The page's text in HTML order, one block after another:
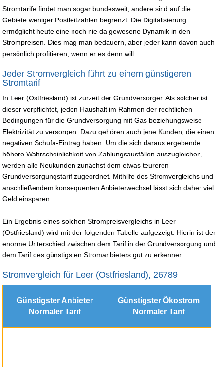
Stromtarife findet man sogar bundesweit, andere sind auf die
Gebiete weniger Postleitzahlen begrenzt. Die Digitalisierung
ermöglicht heute eine noch nie da gewesene Dynamik in den
Strompreisen. Dies mag man bedauern, aber jeder kann davon auch
persönlich profitieren, wenn er es denn will.
Jeder Stromvergleich führt zu einem günstigeren
Stromtarif
In Leer (Ostfriesland) ist zurzeit der Grundversorger. Als solcher ist
dieser verpflichtet, jeden Haushalt im Rahmen der rechtlichen
Bedingungen für die Grundversorgung mit Gas beziehungsweise
Elektrizität zu versorgen. Dazu gehören auch jene Kunden, die einen
negativen Schufa-Eintrag haben. Um die sich daraus ergebende
höhere Wahrscheinlichkeit von Zahlungsausfällen auszugleichen,
werden alle Neukunden zunächst dem etwas teureren
Grundversorgungstarif zugeordnet. Mithilfe des Stromvergleichs und
anschließendem konsequenten Anbieterwechsel lässt sich daher viel
Geld einsparen.
Ein Ergebnis eines solchen Strompreisvergleichs in Leer
(Ostfriesland) wird mit der folgenden Tabelle aufgezeigt. Hierin ist der
enorme Unterschied zwischen dem Tarif in der Grundversorgung und
dem Tarif des günstigsten Stromanbieters gut zu erkennen.
Stromvergleich für Leer (Ostfriesland), 26789
Günstigster Anbieter
Normaler Tarif
Günstigster Ökostrom
Normaler Tarif